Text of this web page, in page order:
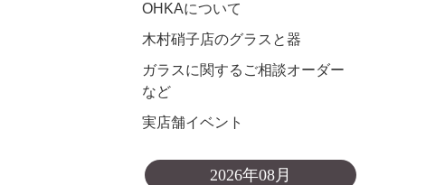
OHKAについて
木村硝子店のグラスと器
ガラスに関するご相談オーダー
など
実店舗イベント
2026年08月